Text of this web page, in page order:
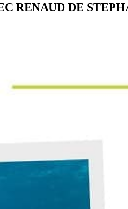
RENAUD DE